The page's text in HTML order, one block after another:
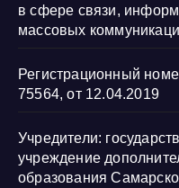
в сфере связи,
массовых
Регистрационный
75564, от 12.04.2019
Учредители:
учреждение
образования